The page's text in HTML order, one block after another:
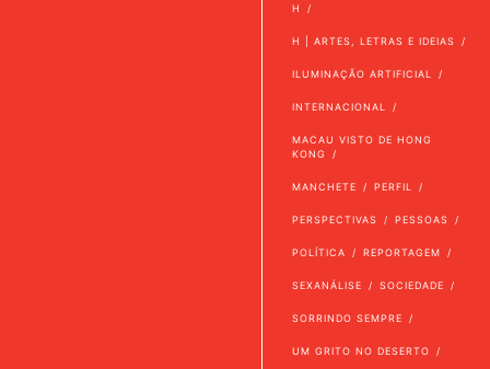
H
H | ARTES, LETRAS E IDEIAS
ILUMINAÇÃO ARTIFICIAL
INTERNACIONAL
MACAU VISTO DE HONG
KONG
MANCHETE PERFIL
PERSPECTIVAS PESSOAS
POLÍTICA REPORTAGEM
SEXANÁLISE SOCIEDADE
SORRINDO SEMPRE
UM GRITO NO DESERTO